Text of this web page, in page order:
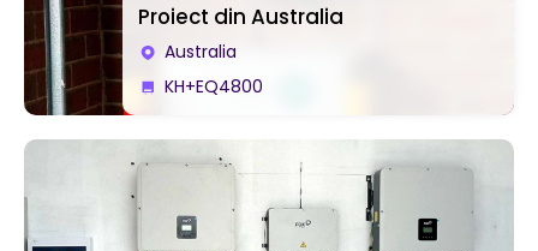
Proiect din Australia
Australia
KH+EQ4800